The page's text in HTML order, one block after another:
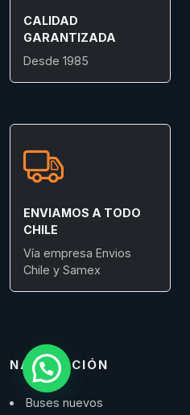
CALIDAD
GARANTIZADA
Desde 1985
ENVIAMOS A TODO
CHILE
Vía empresa Envios
Chile y Samex
NAVEGACIÓN
Buses nuevos